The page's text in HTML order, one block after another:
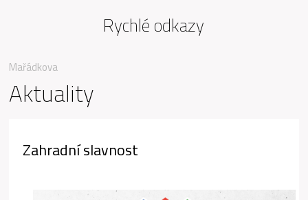
Mařádkova
Aktuality
Zahradní slavnost
Rychlé odkazy